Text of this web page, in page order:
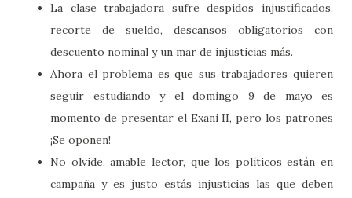
La clase trabajadora sufre despidos injustificados,
recorte de sueldo, descansos obligatorios con
descuento nominal y un mar de injusticias más.
Ahora el problema es que sus trabajadores quieren
seguir estudiando y el domingo 9 de mayo es
momento de presentar el Exani II, pero los patrones
¡Se oponen!
No olvide, amable lector, que los políticos están en
campaña y es justo estás injusticias las que deben